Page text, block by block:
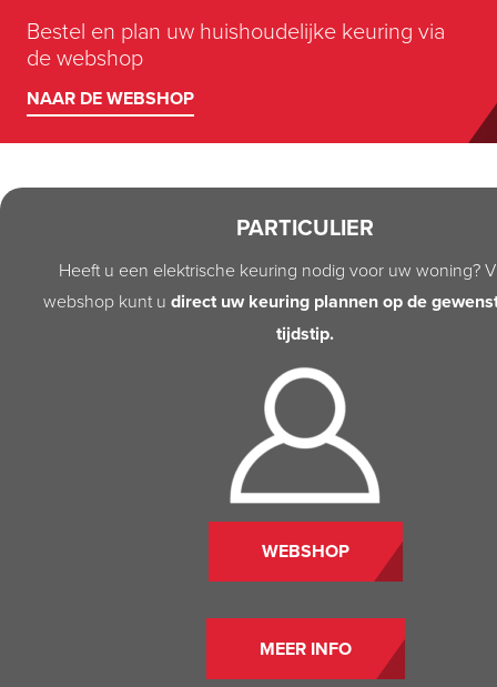
Bestel en plan uw huishoudelijke keuring via
de webshop
NAAR DE WEBSHOP
PARTICULIER
Heeft u een elektrische keuring nodig voor uw woning?
webshop kunt u direct uw keuring plannen op de
tijdstip.
WEBSHOP
MEER INFO